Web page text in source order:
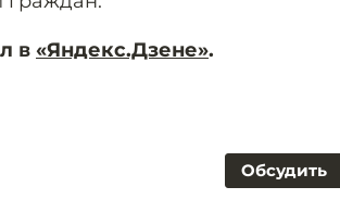
в «Яндекс.Дзене».
Обсудить